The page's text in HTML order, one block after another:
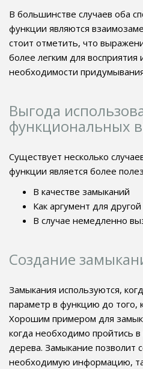
В большинстве случаев оба
функции являются
стоит отметить, что
более легким для восприятия
необходимости
Выгода
функциональных
Существует несколько
функции является более
В качестве замыканий
Как аргумент для
В случае немедленно
Создание
Замыкания используются,
параметр в функцию до того,
Хорошим примером для
когда необходимо пройтись
дерева. Замыкание позволит
необходимую информацию,